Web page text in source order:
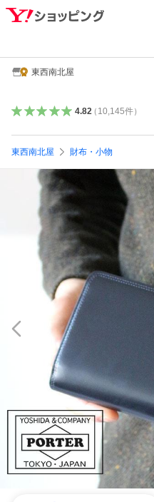
東西南北屋
4.82（ 10,145件）
東西南北屋 財布・小物